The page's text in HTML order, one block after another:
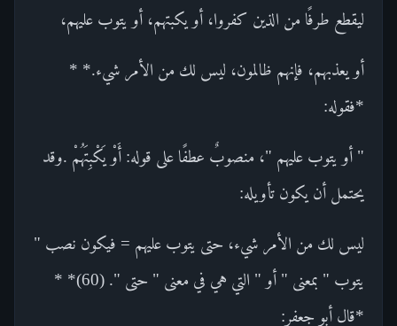
ليقطع طرفًا من الذين كفروا، أو يكبتهم، أو يتوب عليهم،
أو يعذبهم، فإنهم ظالمون، ليس لك من الأمر شيء.* *
*فقوله:
" أو يتوب عليهم "، منصوبٌ عطفًا على قوله: أَوْ يَكْبِتَهُمْ .وقد
يحتمل أن يكون تأويله:
ليس لك من الأمر شيء، حتى يتوب عليهم = فيكون نصب "
يتوب " بمعنى " أو " التي هي في معنى " حتى ". (60)* *
*قال أبو جعفر: